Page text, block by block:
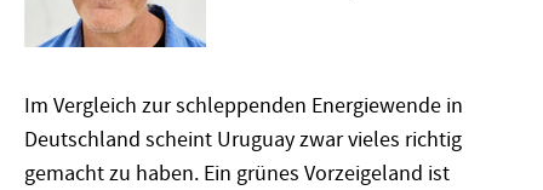
Im Vergleich zur schleppenden Energiewende in
Deutschland scheint Uruguay zwar vieles richtig
gemacht zu haben. Ein grünes Vorzeigeland ist